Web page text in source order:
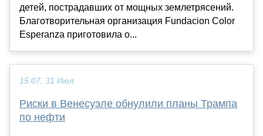
детей, пострадавших от мощных землетрясений.
Благотворительная организация Fundacion Color
Esperanza приготовила о...
15:07, 31 Июл
Риски в Венесуэле обнулили планы Трампа
по нефти